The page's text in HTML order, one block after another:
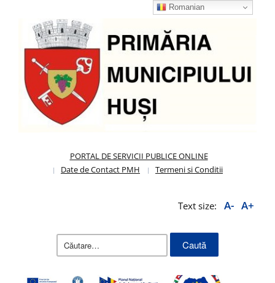
PORTAL DE SERVICII PUBLICE ONLINE
Date de Contact PMH
Termeni si Conditii
Text size: A- A+
Caută
Romanian